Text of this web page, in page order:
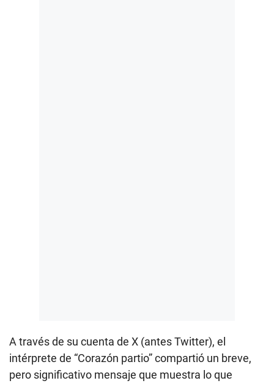
A través de su cuenta de X (antes Twitter), el
intérprete de “Corazón partio” compartió un breve,
pero significativo mensaje que muestra lo que